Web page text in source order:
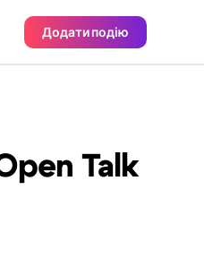
Додати подію
Talk